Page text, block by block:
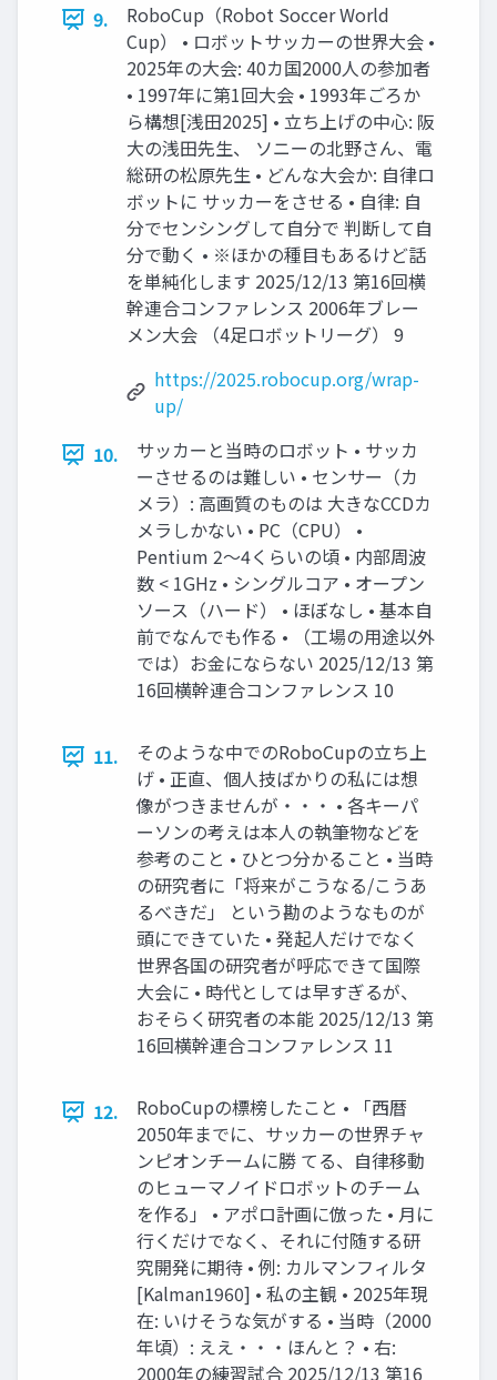
9.
RoboCup（Robot Soccer World
Cup） • ロボットサッカーの世界大会 •
2025年の大会: 40カ国2000人の参加者
• 1997年に第1回大会 • 1993年ごろか
ら構想[浅田2025] • 立ち上げの中心: 阪
大の浅田先生、 ソニーの北野さん、電
総研の松原先生 • どんな大会か: 自律ロ
ボットに サッカーをさせる • 自律: 自
分でセンシングして自分で 判断して自
分で動く • ※ほかの種目もあるけど話
を単純化します 2025/12/13 第16回横
幹連合コンファレンス 2006年ブレー
メン大会 （4足ロボットリーグ） 9
https://2025.robocup.org/wrap-
up/
10.
サッカーと当時のロボット • サッカ
ーさせるのは難しい • センサー（カ
メラ）: 高画質のものは 大きなCCDカ
メラしかない • PC（CPU） •
Pentium 2～4くらいの頃 • 内部周波
数 < 1GHz • シングルコア • オープン
ソース（ハード） • ほぼなし • 基本自
前でなんでも作る • （工場の用途以外
では）お金にならない 2025/12/13 第
16回横幹連合コンファレンス 10
11.
そのような中でのRoboCupの立ち上
げ • 正直、個人技ばかりの私には想
像がつきませんが・・・ • 各キーパ
ーソンの考えは本人の執筆物などを
参考のこと • ひとつ分かること • 当時
の研究者に「将来がこうなる/こうあ
るべきだ」 という勘のようなものが
頭にできていた • 発起人だけでなく
世界各国の研究者が呼応できて国際
大会に • 時代としては早すぎるが、
おそらく研究者の本能 2025/12/13 第
16回横幹連合コンファレンス 11
12.
RoboCupの標榜したこと • 「西暦
2050年までに、サッカーの世界チャ
ンピオンチームに勝 てる、自律移動
のヒューマノイドロボットのチーム
を作る」 • アポロ計画に倣った • 月に
行くだけでなく、それに付随する研
究開発に期待 • 例: カルマンフィルタ
[Kalman1960] • 私の主観 • 2025年現
在: いけそうな気がする • 当時（2000
年頃）: ええ・・・ほんと？ • 右:
2000年の練習試合 2025/12/13 第16